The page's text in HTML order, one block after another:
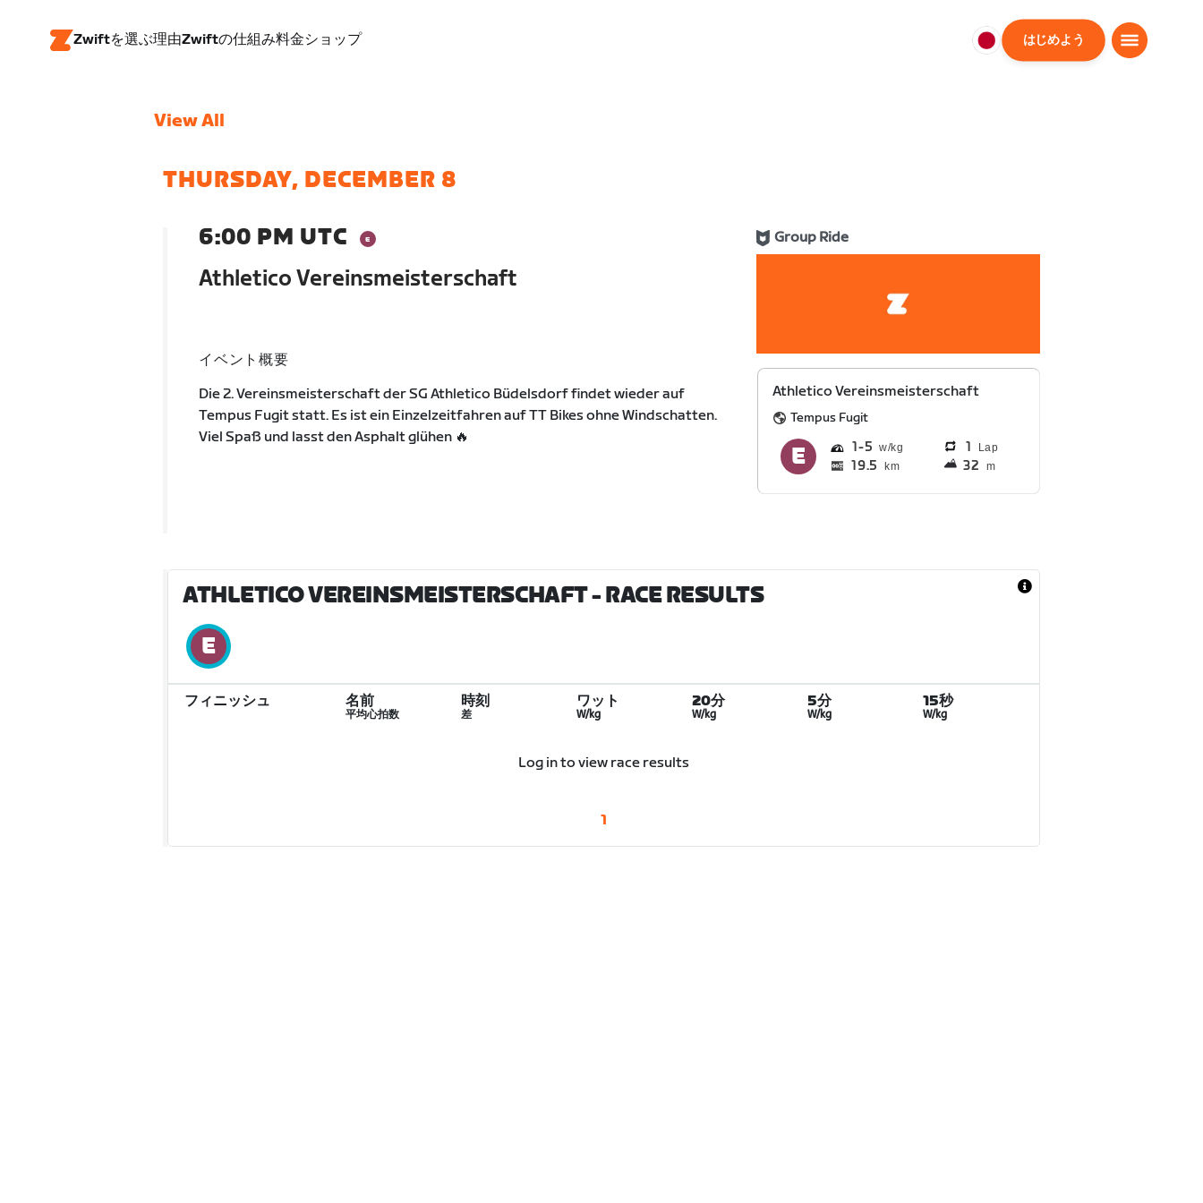
Zwiftを選ぶ理由Zwiftの仕組み料金ショップ
日
はじめよう
View All
THURSDAY, DECEMBER 8
6:00 PM UTC
Athletico Vereinsmeisterschaft
Group Ride
イベント概要
Die 2. Vereinsmeisterschaft der SG Athletico Büdelsdorf findet wieder auf
Tempus Fugit statt. Es ist ein Einzelzeitfahren auf TT Bikes ohne Windschatten.
Viel Spaß und lasst den Asphalt glühen 🔥
Athletico Vereinsmeisterschaft
Tempus Fugit
1 5 1 Lap
19.5 km 32 m
ATHLETICO VEREINSMEISTERSCHAFT- RACE RESULTS
フィニッシュ 名前
平均心拍数
時刻
差
ワット
W/kg
20分
W/kg
5分
W/kg
15秒
W/kg
Log in to view race results
1